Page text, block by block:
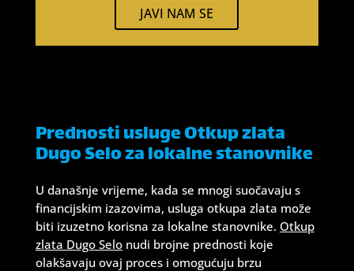
JAVI NAM SE
Prednosti usluge Otkup zlata
Dugo Selo za lokalne stanovnike
U današnje vrijeme, kada se mnogi suočavaju s
financijskim izazovima, usluga otkupa zlata može
biti izuzetno korisna za lokalne stanovnike. Otkup
zlata Dugo Selonudi brojne prednosti koje
olakšavaju ovaj proces i omogućuju brzu